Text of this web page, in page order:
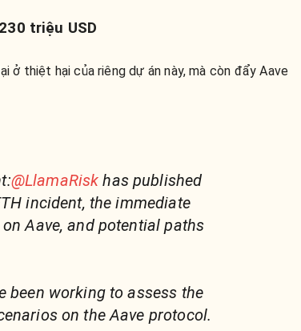
triệu USD
ở thiệt hại của riêng dự án này, mà còn đẩy Aave
@LlamaRisk has published
incident, the immediate
Aave, and potential paths
been working to assess the
on the Aave protocol.